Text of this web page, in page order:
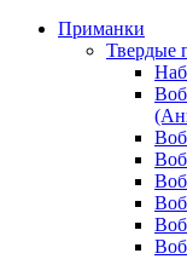
Приманки
Твердые